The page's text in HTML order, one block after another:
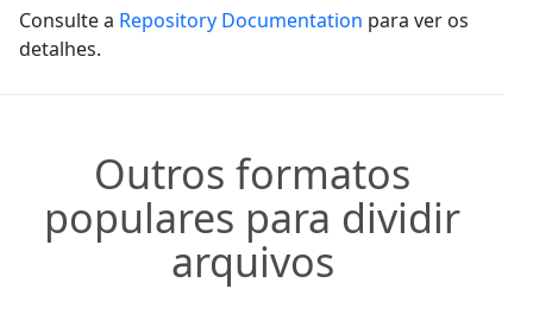
Consulte a Repository Documentation para ver os
detalhes.
Outros formatos
populares para dividir
arquivos